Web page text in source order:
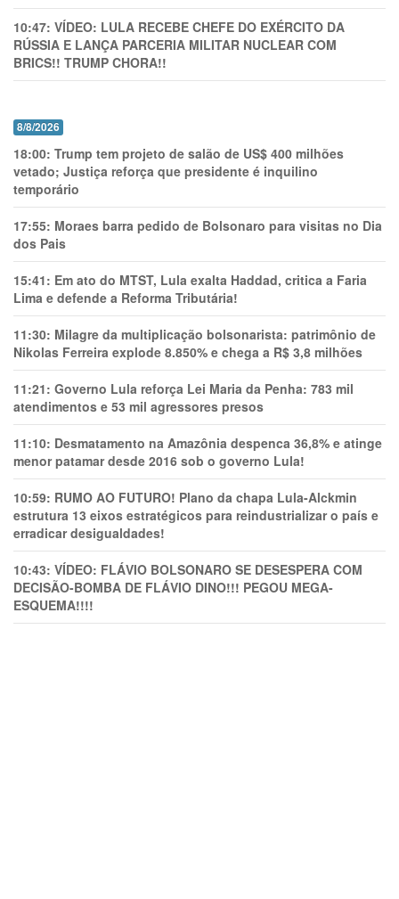
10:47: VÍDEO: LULA RECEBE CHEFE DO EXÉRCITO DA
RÚSSIA E LANÇA PARCERIA MILITAR NUCLEAR COM
BRICS!! TRUMP CHORA!!
8/8/2026
18:00: Trump tem projeto de salão de US$ 400 milhões
vetado; Justiça reforça que presidente é inquilino
temporário
17:55: Moraes barra pedido de Bolsonaro para visitas no Dia
dos Pais
15:41: Em ato do MTST, Lula exalta Haddad, critica a Faria
Lima e defende a Reforma Tributária!
11:30: Milagre da multiplicação bolsonarista: patrimônio de
Nikolas Ferreira explode 8.850% e chega a R$ 3,8 milhões
11:21: Governo Lula reforça Lei Maria da Penha: 783 mil
atendimentos e 53 mil agressores presos
11:10: Desmatamento na Amazônia despenca 36,8% e atinge
menor patamar desde 2016 sob o governo Lula!
10:59: RUMO AO FUTURO! Plano da chapa Lula-Alckmin
estrutura 13 eixos estratégicos para reindustrializar o país e
erradicar desigualdades!
10:43: VÍDEO: FLÁVIO BOLSONARO SE DESESPERA COM
DECISÃO-BOMBA DE FLÁVIO DINO!!! PEGOU MEGA-
ESQUEMA!!!!